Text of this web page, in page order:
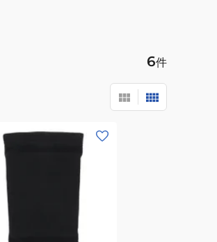
6件